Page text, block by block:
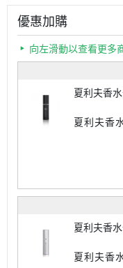
優惠加購
向左滑動以查看更多
夏利夫香
夏利夫香
夏利夫香
夏利夫香